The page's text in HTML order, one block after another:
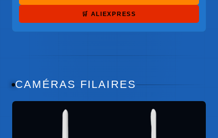
🛒 ALIEXPRESS
CAMÉRAS FILAIRES